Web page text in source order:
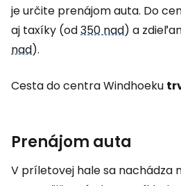
je určite prenájom auta. Do
aj taxíky (od350 nad) a
nad).
Cesta do centra Windhoeku
Prenájom auta
V príletovej hale sa nachádza